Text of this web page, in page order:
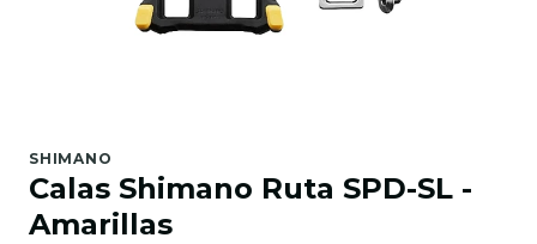
SHIMANO
Calas Shimano Ruta SPD-SL -
Amarillas